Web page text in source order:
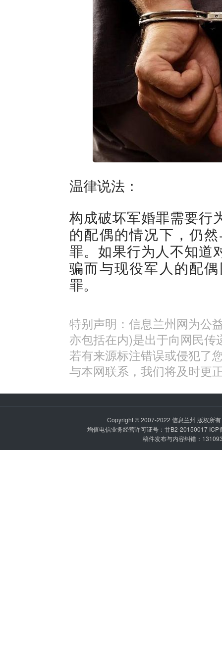
温律说法：
构成破坏军婚罪需要行
的配偶的情况下，仍
罪。如果行为人不知道
骗而与现役军人的配
罪。
特别声明：信息兰州网为公
亦包括在内)是出于向网民
若有来源标注错误或侵犯了
与本网联系，我们将及时更
Copyright © 2007-2022 信息兰州 版权所
增值电信业务经营许可证号：甘B2-20150017 ICP
稿件发布与内容纠错：